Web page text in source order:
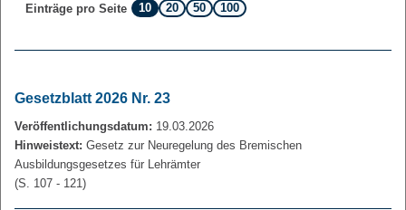
Einträge pro Seite
10 20 50 100
Gesetzblatt 2026 Nr. 23
Veröffentlichungsdatum: 19.03.2026
Hinweistext: Gesetz zur Neuregelung des Bremischen
Ausbildungsgesetzes für Lehrämter
(S. 107 - 121)